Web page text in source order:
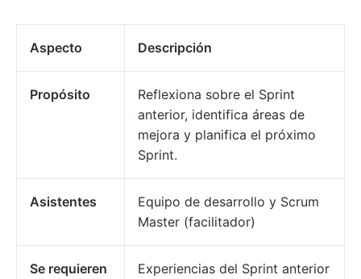
Aspecto Descripción
Propósito
Reflexiona sobre el Sprint
anterior, identifica áreas de
mejora y planifica el próximo
Sprint.
Asistentes
Equipo de desarrollo y Scrum
Master (facilitador)
Se requieren
Experiencias del Sprint anterior